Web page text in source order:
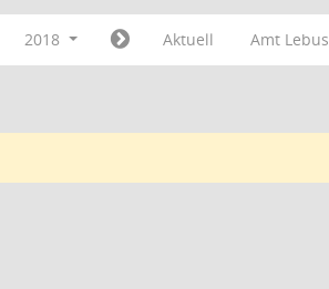
2018 Aktuell Amt Lebus